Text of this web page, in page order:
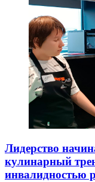
Лидерство
кулинарный
инвалидностью